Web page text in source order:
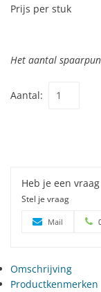
Prijs per stuk
Het aantal
Aantal:
Heb je een
Stel je vraag
Mail
Omschrijving
Productkenmerken